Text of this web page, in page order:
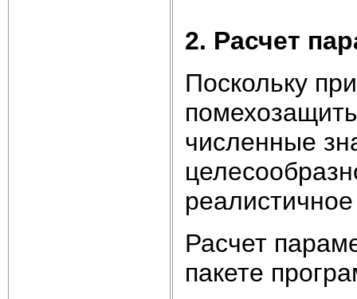
2. Расчет
Поскольку
численные
Расчет
пакете